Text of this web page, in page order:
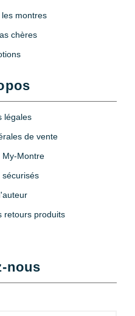
montres
chères
légales
de vente
My-Montre
sécurisés
retours produits
nous